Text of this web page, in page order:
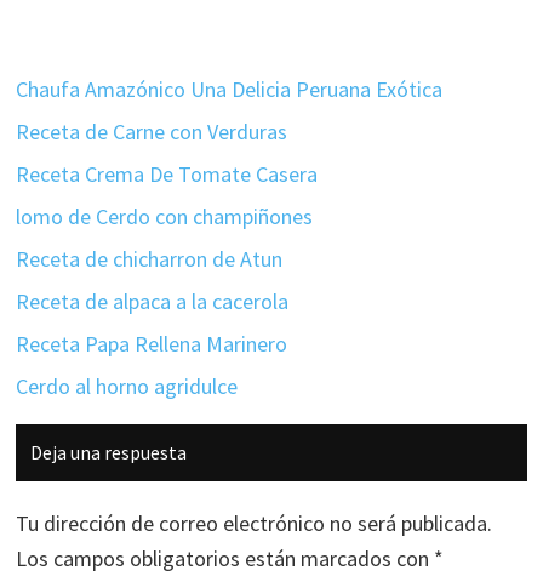
Chaufa Amazónico Una Delicia Peruana Exótica
Receta de Carne con Verduras
Receta Crema De Tomate Casera
lomo de Cerdo con champiñones
Receta de chicharron de Atun
Receta de alpaca a la cacerola
Receta Papa Rellena Marinero
Cerdo al horno agridulce
Interacciones
con
los
lectores
Deja una respuesta
Tu dirección de correo electrónico no será publicada.
Los campos obligatorios están marcados con *